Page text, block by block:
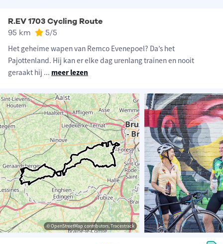
R.EV 1703 Cycling Route
95 km 5/5
Het geheime wapen van Remco Evenepoel? Da’s het
Pajottenland. Hij kan er elke dag urenlang trainen en nooit
geraakt hij ... meer lezen
© OpenStreetMap contributors, Tracestrack